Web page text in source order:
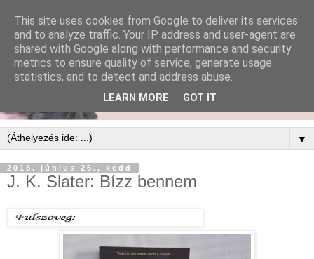
▼
2018. június 26., kedd
J. K. Slater: Bízz bennem
This site uses cookies from Google to deliver its services
and to analyze traffic. Your IP address and user-agent are
shared with Google along with performance and security
metrics to ensure quality of service, generate usage
statistics, and to detect and address abuse.
LEARN MORE GOT IT